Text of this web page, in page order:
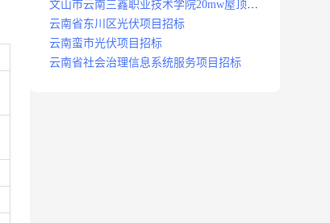
文山市云南三鑫职业技术学院20mw屋顶分
布式光伏设计施工总承包(epc)项目招标
云南省东川区光伏项目招标
云南蛮市光伏项目招标
云南省社会治理信息系统服务项目招标